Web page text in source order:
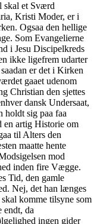
skal et Sværd
Kristi Moder, er i
Ogsaa den hellige
Som Evangelierne
i Jesu Discipelkreds
ikke ligefrem udarter
er det i Kirken
gaaet udenom
Christian den sjettes
dansk Undersaat,
holdt sig paa faa
artig Historie om
til Alters den
maatte hente
mod
inden fire Vægge.
Tid, den gamle
Nej, det han længes
komme tilsyne som
endt, da
ingen gider